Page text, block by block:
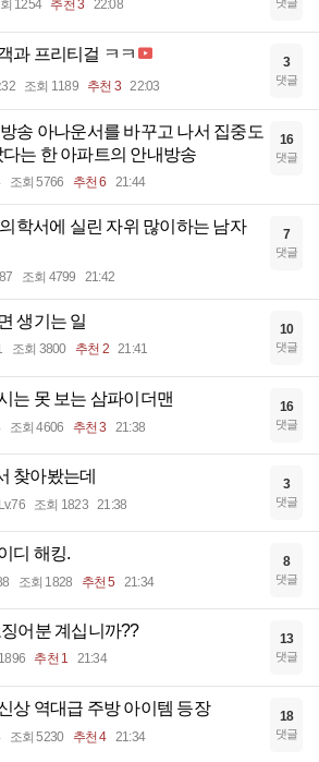
1254 추천 3 22:08
과 프리티걸 ㅋㅋ
조회 1189 추천 3 22:03
3
댓글
송 아나운서를 바꾸고 나서 집중도
는 한 아파트의 안내방송
조회 5766 추천 6 21:44
16
댓글
학서에 실린 자위 많이하는 남자
조회 4799 21:42
7
댓글
생기는 일
조회 3800 추천 2 21:41
10
댓글
는 못 보는 삼파이더맨
조회 4606 추천 3 21:38
16
댓글
찾아봤는데
Lv.76 조회 1823 21:38
3
댓글
디 해킹.
조회 1828 추천 5 21:34
8
댓글
어분 계십니까??
추천 1 21:34
13
댓글
상 역대급 주방 아이템 등장
조회 5230 추천 4 21:34
18
댓글